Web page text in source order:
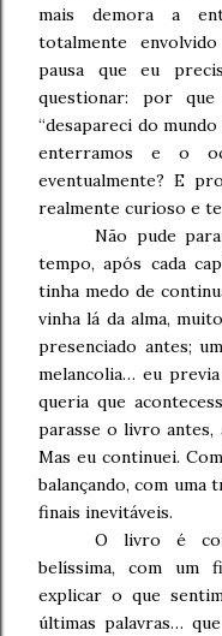
mais demora a
totalmente
pausa que eu
questionar: por que
“desapareci do
enterramos e o
eventualmente? E
realmente curioso e
Não pude
tempo, após cada
tinha medo de
vinha lá da alma,
presenciado antes;
melancolia… eu
queria que
parasse o livro antes,
Mas eu continuei.
balançando, com uma
finais inevitáveis.
O livro é
belíssima, com um
explicar o que
últimas palavras…